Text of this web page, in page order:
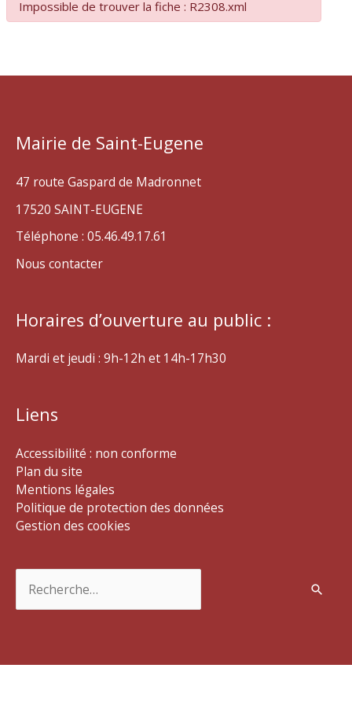
Impossible de trouver la fiche : R2308.xml
Mairie de Saint-Eugene
47 route Gaspard de Madronnet
17520 SAINT-EUGENE
Téléphone : 05.46.49.17.61
Nous contacter
Horaires d’ouverture au public :
Mardi et jeudi : 9h-12h et 14h-17h30
Liens
Accessibilité : non conforme
Plan du site
Mentions légales
Politique de protection des données
Gestion des cookies